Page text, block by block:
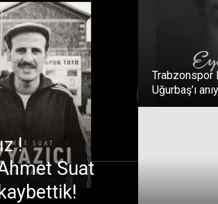
!
Suat
kaybettik!
Trabzonspor
Uğurbaş’ı